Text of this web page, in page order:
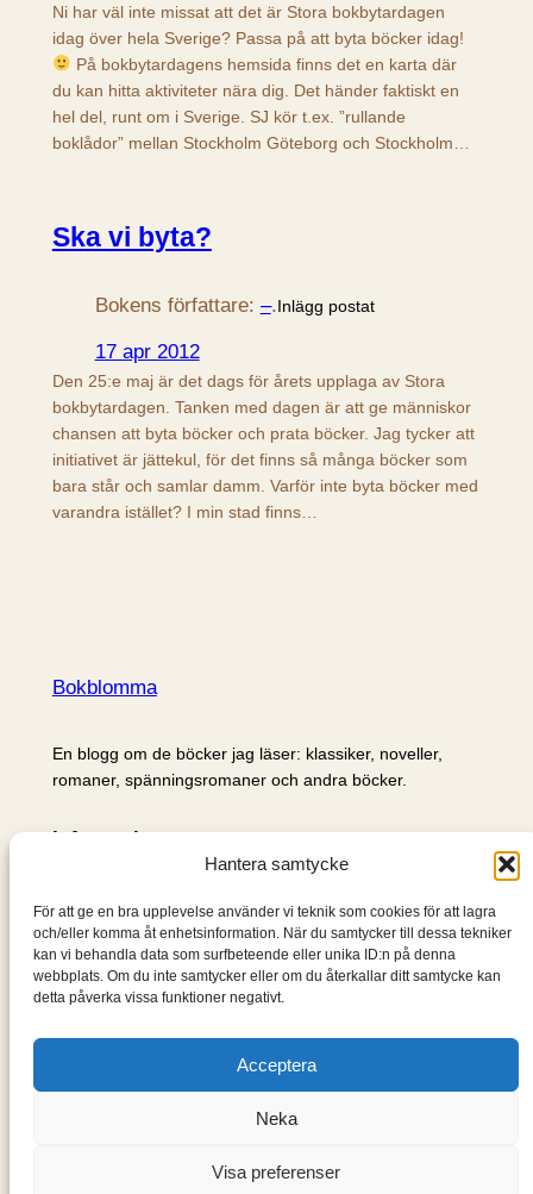
Hantera samtycke
För att ge en bra upplevelse använder vi teknik som cookies för att lagra
och/eller komma åt enhetsinformation. När du samtycker till dessa tekniker
kan vi behandla data som surfbeteende eller unika ID:n på denna
webbplats. Om du inte samtycker eller om du återkallar ditt samtycke kan
detta påverka vissa funktioner negativt.
Acceptera
Neka
Visa preferenser
Ni har väl inte missat att det är Stora bokbytardagen
idag över hela Sverige? Passa på att byta böcker idag!
På bokbytardagens hemsida finns det en karta där
du kan hitta aktiviteter nära dig. Det händer faktiskt en
hel del, runt om i Sverige. SJ kör t.ex. ”rullande
boklådor” mellan Stockholm Göteborg och Stockholm…
Ska vi byta?
Bokens författare: –.Inlägg postat
17 apr 2012
Den 25:e maj är det dags för årets upplaga av Stora
bokbytardagen. Tanken med dagen är att ge människor
chansen att byta böcker och prata böcker. Jag tycker att
initiativet är jättekul, för det finns så många böcker som
bara står och samlar damm. Varför inte byta böcker med
varandra istället? I min stad finns…
Bokblomma
En blogg om de böcker jag läser: klassiker, noveller,
romaner, spänningsromaner och andra böcker.
Information
Om mig & om bloggen
S
ö
k
WordPress